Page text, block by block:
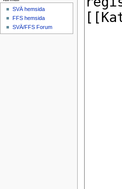
SVÄ hemsida
FFS hemsida
SVÄ/FFS Forum